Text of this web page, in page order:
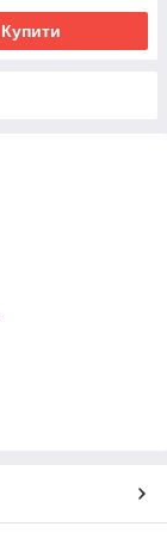
Купити